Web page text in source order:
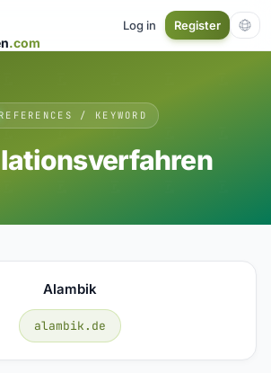
.com
Log in Register
/ KEYWORD
Alambik
alambik.de